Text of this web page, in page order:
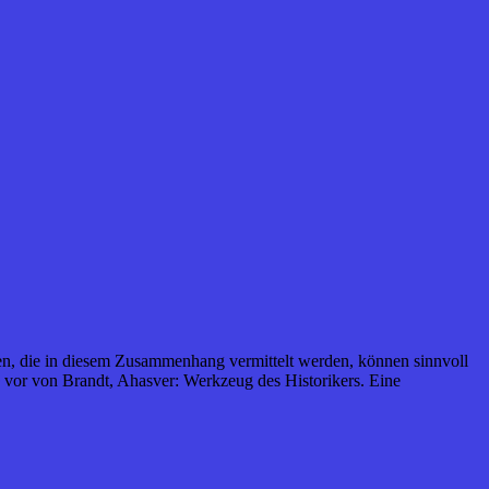
die in diesem Zusammenhang vermittelt werden, können sinnvoll
von Brandt, Ahasver: Werkzeug des Historikers. Eine